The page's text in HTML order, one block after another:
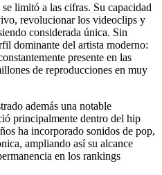
limitó a las cifras. Su capacidad
revolucionar los videoclips y
considerada única. Sin
dominante del artista moderno:
presente en las
de reproducciones en muy
además una notable
principalmente dentro del hip
ha incorporado sonidos de pop,
ampliando así su alcance
en los rankings